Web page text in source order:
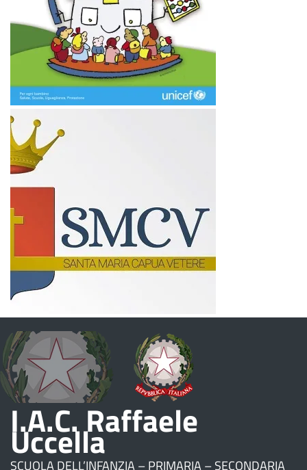
I.A.C. Raffaele
Uccella
SCUOLA DELL’INFANZIA – PRIMARIA – SECONDARIA